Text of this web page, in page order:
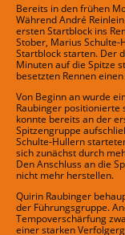
Bereits in den frühen
Während André
ersten Startblock ins
Stober, Marius
Startblock starten. Der
Minuten auf die Spitze
besetzten Rennen
Von Beginn an wurde
Raubinger positionierte
konnte bereits an der
Spitzengruppe
Schulte-Hullern
sich zunächst durch
Den Anschluss an die
nicht mehr herstellen.
Quirin Raubinger
der Führungsgruppe.
Tempoverschärfung
einer starken